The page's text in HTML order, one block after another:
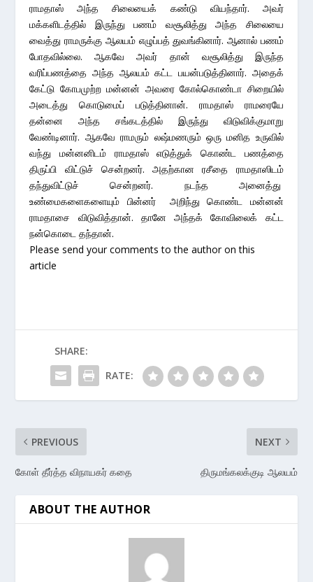
ராமதாஸ் அந்த சிலையைக் கண்டு வியந்தார். அவர்
மக்களிடத்தில் இருந்து பணம் வசூலித்து அந்த சிலையை
வைத்து ராமருக்கு ஆலயம் எழுப்பத் துவங்கினார். ஆனால் பணம்
போதவில்லை. ஆகவே அவர் தான் வசூலித்து இருந்த
வரிப்பணத்தை அந்த ஆலயம் கட்ட பயன்படுத்தினார். அதைக்
கேட்டு கோபமுற்ற மன்னன் அவரை கோல்கொண்டா சிறையில்
அடைத்து கொடுமைப் படுத்தினான். ராமதாஸ் ராமரையே
தன்னை அந்த சங்கடத்தில் இருந்து விடுவிக்குமாறு
வேண்டினார். ஆகவே ராமரும் லஷ்மணரும் ஒரு மனித உருவில்
வந்து மன்னனிடம் ராமதாஸ் எடுத்துக் கொண்ட பணத்தை
திருப்பி விட்டுச் சென்றனர். அதற்கான ரசீதை ராமதாஸிடம்
தந்துவிட்டுச் சென்றனர். நடந்த அனைத்து
உண்மைகளைகளையும் பின்னர் அறிந்து கொண்ட மன்னன்
ராமதாசை விடுவித்தான். தானே அந்தக் கோவிலைக் கட்ட
நன்கொடை தந்தான்.
Please send your comments to the author on this
article
SHARE:
RATE:
PREVIOUS
கோள் தீர்த்த விநாயகர் கதை
NEXT
திருமங்கலக்குடி ஆலயம்
ABOUT THE AUTHOR